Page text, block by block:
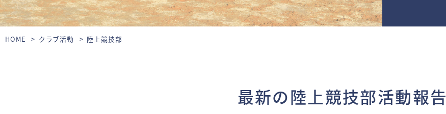
HOME クラブ活動 陸上競技部
最新の陸上競技部活動報告